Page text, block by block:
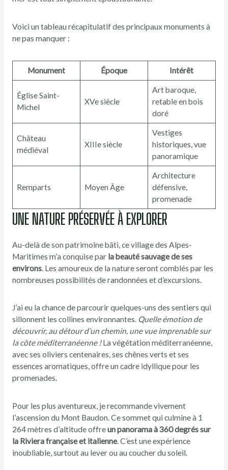
Voici un tableau récapitulatif des principaux monuments à
ne pas manquer :
Monument Époque Intérêt
Église Saint-
Michel
XVe siècle
Art baroque,
retable en bois
doré
Château
médiéval
XIIIe siècle
Vestiges
historiques, vue
panoramique
Remparts Moyen Âge
Architecture
défensive,
promenade
UNE NATURE PRÉSERVÉE À EXPLORER
Au-delà de son patrimoine bâti, ce village des Alpes-
Maritimes m’a conquise par la beauté sauvage de ses
environs. Les amoureux de la nature seront comblés par les
nombreuses possibilités de randonnées et d’excursions.
J’ai eu la chance de parcourir quelques-uns des sentiers qui
sillonnent les collines environnantes. Quelle émotion de
découvrir, au détour d’un chemin, une vue imprenable sur
la côte méditerranéenne !La végétation méditerranéenne,
avec ses oliviers centenaires, ses chênes verts et ses
essences aromatiques, offre un cadre idyllique pour les
promenades.
Pour les plus aventureux, je recommande vivement
l’ascension du Mont Baudon. Ce sommet qui culmine à 1
264 mètres d’altitude offreun panorama à 360 degrés sur
la Riviera française et italienne. C’est une expérience
inoubliable, surtout au lever ou au coucher du soleil.